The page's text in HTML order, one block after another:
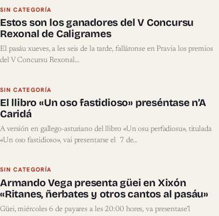
SIN CATEGORÍA
Estos son los ganadores del V Concursu
Rexonal de Caligrames
El pasáu xueves, a les seis de la tarde, falláronse en Pravia los premios
del V Concursu Rexonal…
SIN CATEGORÍA
El llibro «Un oso fastidioso» preséntase n’A
Caridá
A versión en gallego-asturiano del llibro «Un osu perfadiosu», titulada
«Un oso fastidioso», vai presentarse el 7 de…
SIN CATEGORÍA
Armando Vega presenta güei en Xixón
«Ritanes, ñerbates y otros cantos al pasáu»
Güei, miércoles 6 de payares a les 20:00 hores, va presentase’l